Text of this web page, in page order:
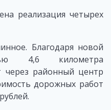
реализация четырех
Благодаря новой
4,6 километра
через районный центр
дорожных работ